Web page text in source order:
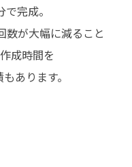
完成。
数が大幅に減ること
成時間を
あります。